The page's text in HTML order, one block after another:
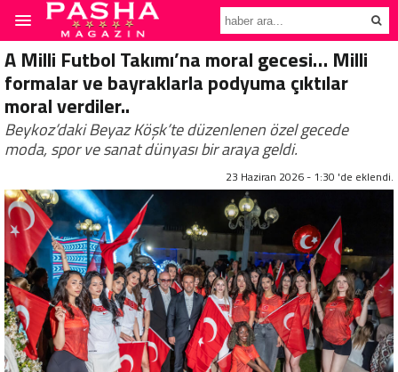
A Milli Futbol Takımı’na moral gecesi… Milli
formalar ve bayraklarla podyuma çıktılar
moral verdiler..
Beykoz’daki Beyaz Köşk’te düzenlenen özel gecede
moda, spor ve sanat dünyası bir araya geldi.
23 Haziran 2026 - 1:30 'de eklendi.